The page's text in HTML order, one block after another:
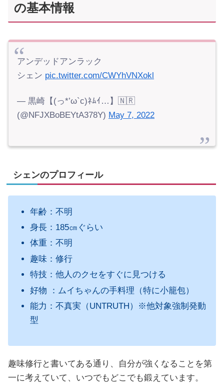
の基本情報
アンデッドアンラック
シェン pic.twitter.com/CWYhVNXokl
— 黒崎【(っ*’ω`с)ﾈﾑｲ…】🇳🇷
(@NFJXBoBEYtA378Y) May 7, 2022
シェンのプロフィール
年齢：不明
身長：185㎝ぐらい
体重：不明
趣味：修行
特技：他人のクセをすぐに見つける
好物 ：ムイちゃんの手料理（特に小籠包）
能力：不真実（UNTRUTH）※他対象強制発動
型
趣味修行と書いてある通り、自分が強くなることを第
一に考えていて、いつでもどこでも鍛えています。